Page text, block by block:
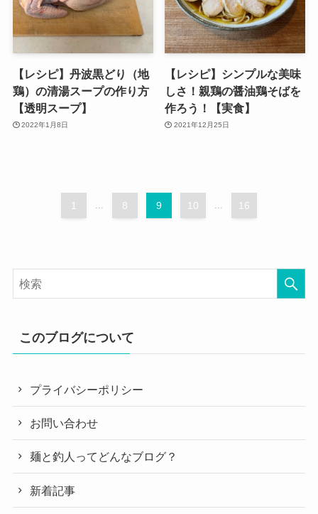
【レシピ】丹波黒どり（地
鶏）の清湯スープの作り方
【透明スープ】
2022年1月8日
【レシピ】シンプルな美味
しさ！親鶏の醤油鶏そばを
作ろう！【実食】
2021年12月25日
1 ... 8 9 10 ... 16
このブログについて
プライバシーポリシー
お問い合わせ
麺と釣人ってどんなブログ？
新着記事